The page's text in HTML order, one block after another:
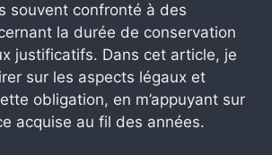
souvent confronté à des
la durée de conservation
justificatifs. Dans cet article, je
sur les aspects légaux et
obligation, en m’appuyant sur
acquise au fil des années.